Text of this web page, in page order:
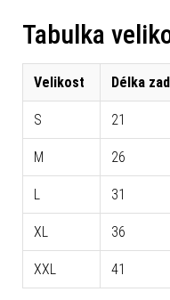
Tabulka
Velikost Délka
S 21
M 26
L 31
XL 36
XXL 41